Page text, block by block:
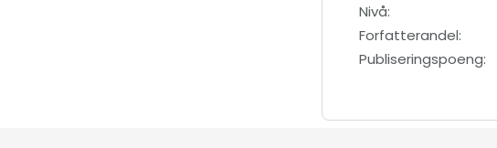
Nivå:
Forfatterandel:
Publiseringspoeng: